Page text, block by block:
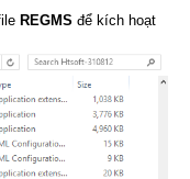
REGMS để kích hoạt